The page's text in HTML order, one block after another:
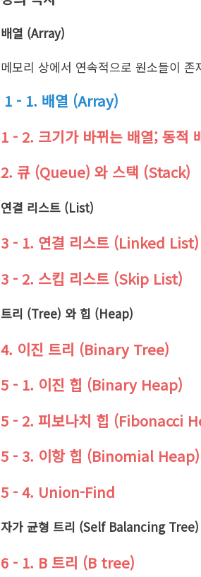
배열 (Array)
메모리 상에서 연속적으로 원소들이
1 - 1. 배열 (Array)
1 - 2. 크기가 바뀌는 배열; 동적
2. 큐 (Queue) 와 스택 (Stack)
연결 리스트 (List)
3 - 1. 연결 리스트 (Linked List)
3 - 2. 스킵 리스트 (Skip List)
트리 (Tree) 와 힙 (Heap)
4. 이진 트리 (Binary Tree)
5 - 1. 이진 힙 (Binary Heap)
5 - 2. 피보나치 힙 (Fibonacci
5 - 3. 이항 힙 (Binomial Heap)
5 - 4. Union-Find
자가 균형 트리 (Self Balancing Tree)
6 - 1. B 트리 (B tree)